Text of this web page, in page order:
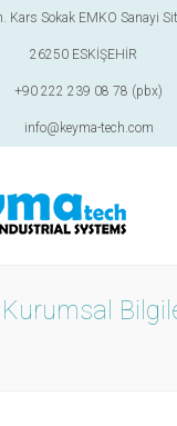
Kars Sokak EMKO Sanayi
26250 ESKİŞEHİR
+90 222 239 08 78 (pbx)
info@keyma-tech.com
Kurumsal